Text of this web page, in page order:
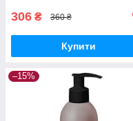
306 ₴ 360 ₴
Купити
–15%